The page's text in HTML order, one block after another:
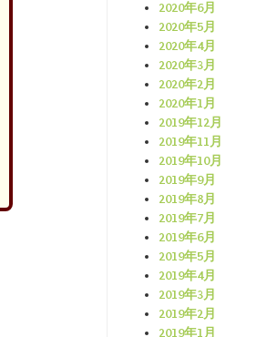
2020年6月
2020年5月
2020年4月
2020年3月
2020年2月
2020年1月
2019年12月
2019年11月
2019年10月
2019年9月
2019年8月
2019年7月
2019年6月
2019年5月
2019年4月
2019年3月
2019年2月
2019年1月